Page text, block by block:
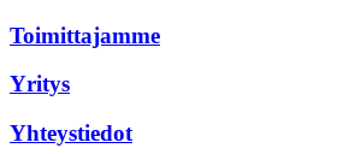
Toimittajamme
Yritys
Yhteystiedot